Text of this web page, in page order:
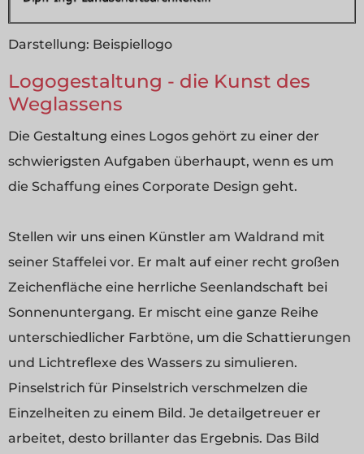
Darstellung: Beispiellogo
Logogestaltung - die Kunst des
Weglassens
Die Gestaltung eines Logos gehört zu einer der
schwierigsten Aufgaben überhaupt, wenn es um
die Schaffung eines Corporate Design geht.
Stellen wir uns einen Künstler am Waldrand mit
seiner Staffelei vor. Er malt auf einer recht großen
Zeichenfläche eine herrliche Seenlandschaft bei
Sonnenuntergang. Er mischt eine ganze Reihe
unterschiedlicher Farbtöne, um die Schattierungen
und Lichtreflexe des Wassers zu simulieren.
Pinselstrich für Pinselstrich verschmelzen die
Einzelheiten zu einem Bild. Je detailgetreuer er
arbeitet, desto brillanter das Ergebnis. Das Bild